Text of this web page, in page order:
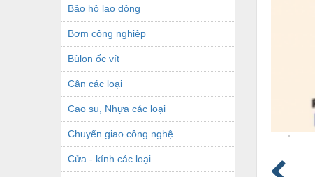
Bảo hộ lao động
Bơm công nghiệp
Bùlon ốc vít
Cân các loại
Cao su, Nhựa các loại
Chuyển giao công nghệ
Cửa - kính các loại